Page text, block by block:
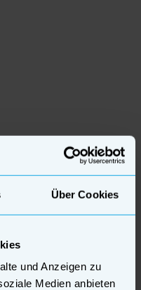
Über Cookies
und Anzeigen zu
Medien anbieten
württembergischer
oder benutze die Schaltflächen